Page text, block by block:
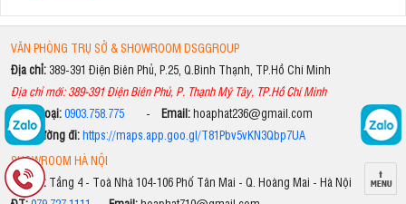
VĂN PHÒNG TRỤ SỞ & SHOWROOM DSGGROUP
Địa chỉ: 389-391 Điện Biên Phủ, P.25, Q.Bình Thạnh, TP.Hồ Chí Minh
Địa chỉ mới: 389-391 Điện Biên Phủ, P. Thạnh Mỹ Tây, TP.Hồ Chí Minh
Điện thoại:0903.758.775- Email:hoaphat236@gmail.com
Xem đường đi:https://maps.app.goo.gl/T81Pbv5vKN3Qbp7UA
SHOWROOM HÀ NỘI
Địa chỉ:Tầng 4 - Toà Nhà 104-106 Phố Tân Mai - Q. Hoàng Mai - Hà Nội